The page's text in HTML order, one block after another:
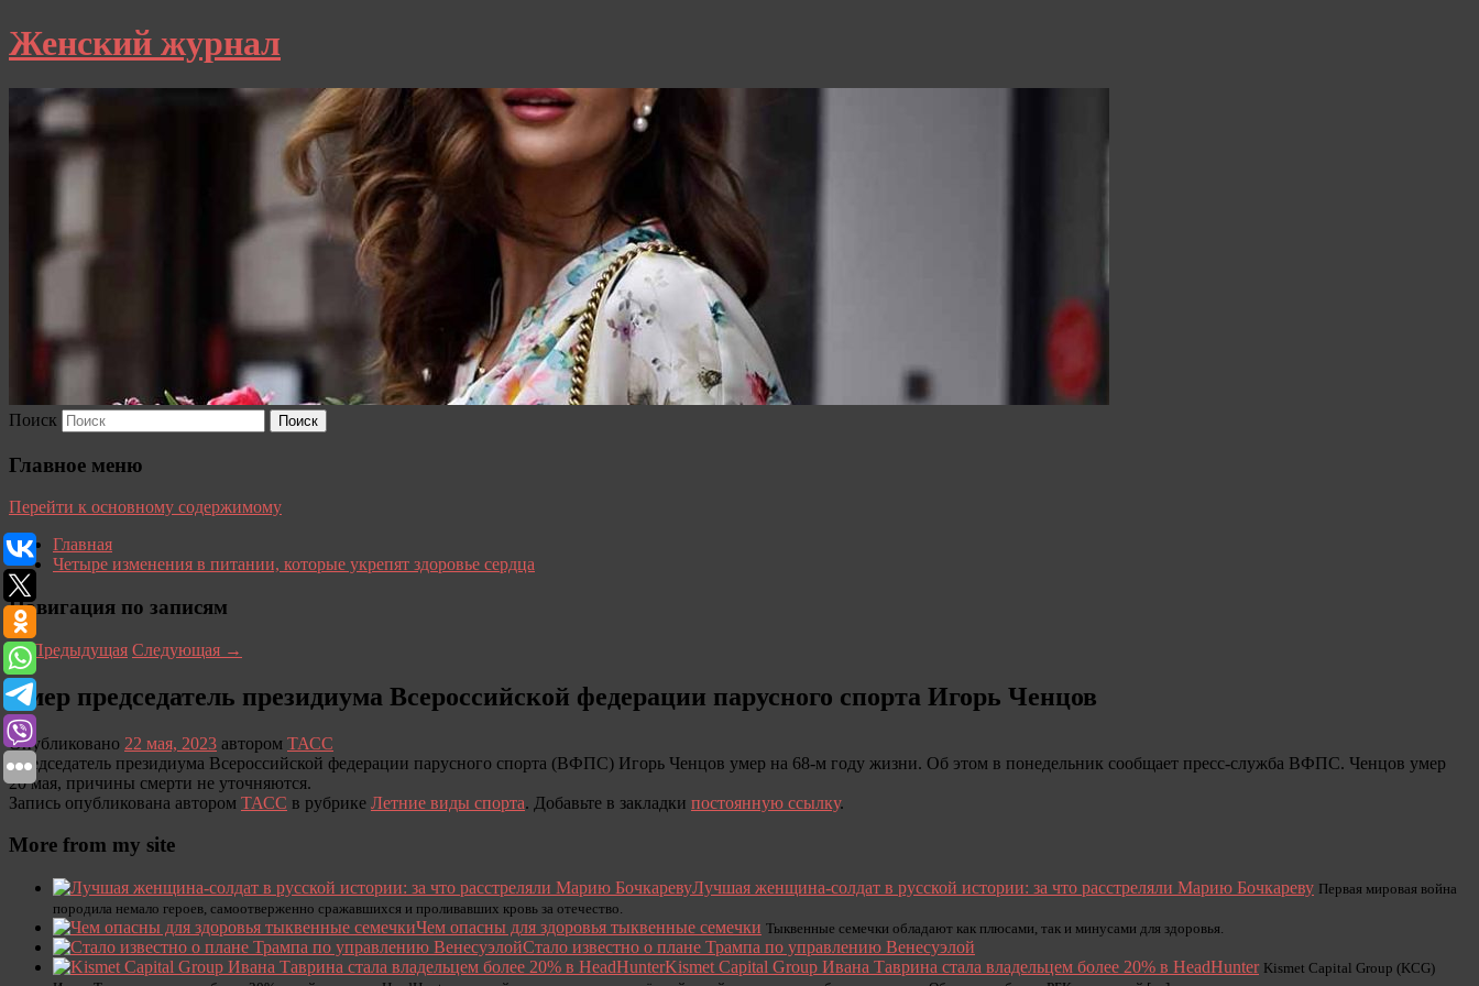
Женский журнал
Поиск
Главное меню
Перейти к основному содержимому
Главная
Четыре изменения в питании, которые укрепят здоровье сердца
Навигация по записям
←Предыдущая Следующая →
Умер председатель президиума Всероссийской федерации парусного спорта Игорь Ченцов
Опубликовано 22 мая, 2023 автором ТАСС
Председатель президиума Всероссийской федерации парусного спорта (ВФПС) Игорь Ченцов умер на 68-м году жизни. Об этом в понедельник сообщает пресс-служба ВФПС. Ченцов умер
20 мая, причины смерти не уточняются.
Запись опубликована автором ТАСС в рубрике Летние виды спорта. Добавьте в закладки постоянную ссылку.
More from my site
Лучшая женщина-солдат в русской истории: за что расстреляли Марию Бочкареву Первая мировая война
породила немало героев, самоотверженно сражавшихся и проливавших кровь за отечество.
Чем опасны для здоровья тыквенные семечки Тыквенные семечки обладают как плюсами, так и минусами для здоровья.
Стало известно о плане Трампа по управлению Венесуэлой
Kismet Capital Group Ивана Таврина стала владельцем более 20% в HeadHunter Kismet Capital Group (KCG)